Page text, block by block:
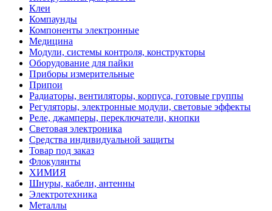
Клеи
Компаунды
Компоненты электронные
Медицина
Модули, системы контроля, конструкторы
Оборудование для пайки
Приборы измерительные
Припои
Радиаторы, вентиляторы, корпуса, готовые группы
Регуляторы, электронные модули, световые эффекты
Реле, джамперы, переключатели, кнопки
Световая электроника
Средства индивидуальной защиты
Товар под заказ
Флокулянты
ХИМИЯ
Шнуры, кабели, антенны
Электротехника
Металлы